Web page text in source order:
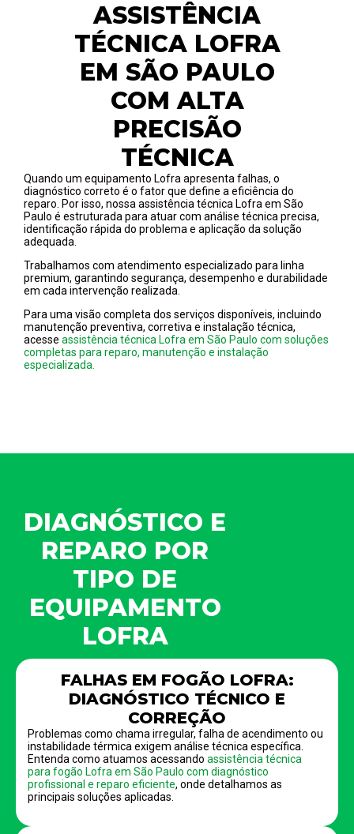
ASSISTÊNCIA
TÉCNICA LOFRA
EM SÃO PAULO
COM ALTA
PRECISÃO
TÉCNICA
Quando um equipamento Lofra apresenta falhas, o
diagnóstico correto é o fator que define a eficiência do
reparo. Por isso, nossa assistência técnica Lofra em São
Paulo é estruturada para atuar com análise técnica precisa,
identificação rápida do problema e aplicação da solução
adequada.
Trabalhamos com atendimento especializado para linha
premium, garantindo segurança, desempenho e durabilidade
em cada intervenção realizada.
Para uma visão completa dos serviços disponíveis, incluindo
manutenção preventiva, corretiva e instalação técnica,
acesse assistência técnica Lofra em São Paulo com soluções
completas para reparo, manutenção e instalação
especializada.
DIAGNÓSTICO E
REPARO POR
TIPO DE
EQUIPAMENTO
LOFRA
FALHAS EM FOGÃO LOFRA:
DIAGNÓSTICO TÉCNICO E
CORREÇÃO
Problemas como chama irregular, falha de acendimento ou
instabilidade térmica exigem análise técnica específica.
Entenda como atuamos acessando assistência técnica
para fogão Lofra em São Paulo com diagnóstico
profissional e reparo eficiente, onde detalhamos as
principais soluções aplicadas.